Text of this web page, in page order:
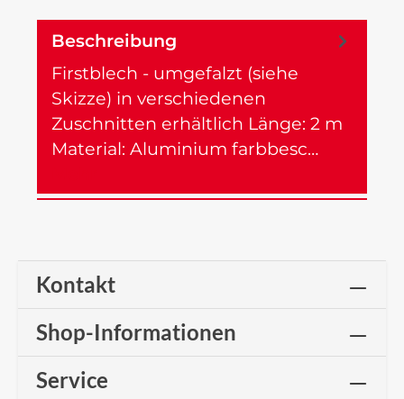
Beschreibung
Firstblech - umgefalzt (siehe
Skizze) in verschiedenen
Zuschnitten erhältlich Länge: 2 m
Material: Aluminium farbbesc…
Kontakt
Shop-Informationen
Service